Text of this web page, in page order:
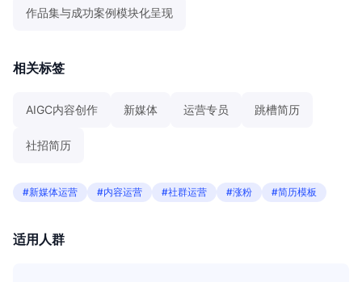
作品集与成功案例模块化呈现
相关标签
AIGC内容创作 新媒体 运营专员 跳槽简历
社招简历
#新媒体运营 #内容运营 #社群运营 #涨粉 #简历模板
适用人群